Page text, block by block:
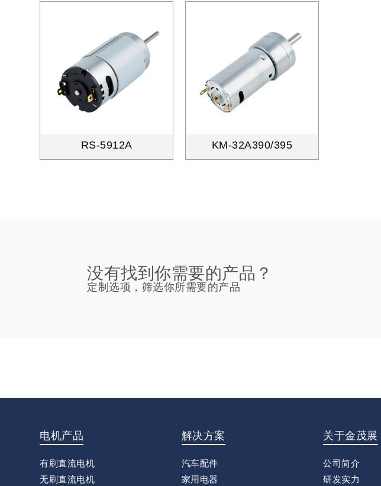
RS-5912A KM-32A390/395
没有找到你需要的产品？
定制选项，筛选你所需要的产品
电机产品
有刷直流电机
无刷直流电机
解决方案
汽车配件
家用电器
关于金茂展
公司简介
研发实力